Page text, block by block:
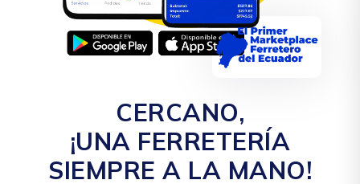
CERCANO,
¡UNA FERRETERÍA
SIEMPRE A LA MANO!